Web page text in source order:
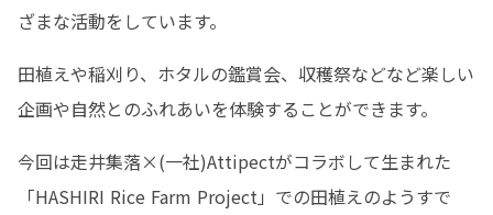
ざまな活動をしています。
田植えや稲刈り、ホタルの鑑賞会、収穫祭などなど楽しい
企画や自然とのふれあいを体験することができます。
今回は走井集落×(一社)Attipectがコラボして生まれた
「HASHIRI Rice Farm Project」での田植えのようすで